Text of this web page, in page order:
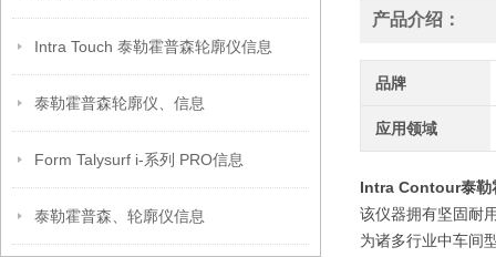
Intra Touch 泰勒霍普森轮廓仪信息
泰勒霍普森轮廓仪、信息
Form Talysurf i-系列 PRO信息
泰勒霍普森、轮廓仪信息
产品介绍：
品牌
应用领域
Intra Contour泰勒
该仪器拥有坚固耐
为诸多行业中车间